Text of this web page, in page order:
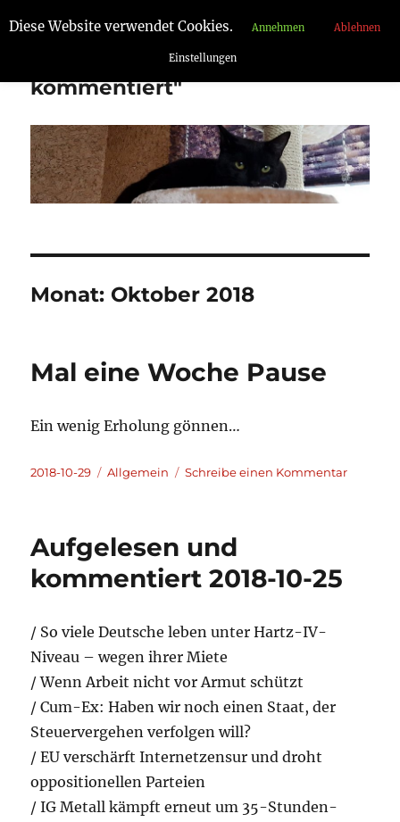
"Aufgelesen und
kommentiert"
Monat: Oktober 2018
Mal eine Woche Pause
Ein wenig Erholung gönnen…
Veröffentlicht
2018-10-29 Kategorien
Allgemein Schreibe einen Kommentarzu
Aufgelesen und
kommentiert 2018-10-25
/ So viele Deutsche leben unter Hartz-IV-
Niveau – wegen ihrer Miete
/ Wenn Arbeit nicht vor Armut schützt
/ Cum-Ex: Haben wir noch einen Staat, der
Steuervergehen verfolgen will?
/ EU verschärft Internetzensur und droht
oppositionellen Parteien
/ IG Metall kämpft erneut um 35-Stunden-
Diese Website verwendet Cookies. Annehmen Ablehnen
Einstellungen